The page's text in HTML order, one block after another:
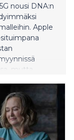
nousi DNA:n
Apple
mutta
oli Apple
Lite 14.